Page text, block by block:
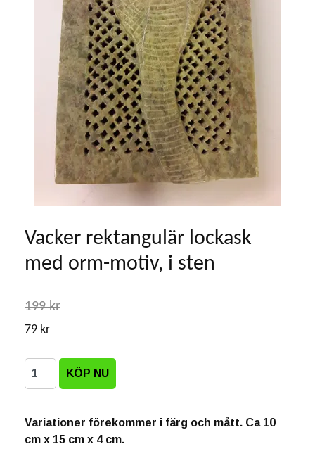
Vacker rektangulär lockask
med orm-motiv, i sten
199 kr
79 kr
Variationer förekommer i färg och mått. Ca 10
cm x 15 cm x 4 cm.